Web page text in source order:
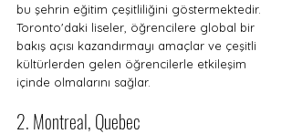
bu şehrin eğitim çeşitliliğini göstermektedir.
Toronto'daki liseler, öğrencilere global bir
bakış açısı kazandırmayı amaçlar ve çeşitli
kültürlerden gelen öğrencilerle etkileşim
içinde olmalarını sağlar.
2. Montreal, Quebec